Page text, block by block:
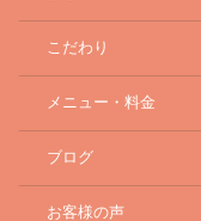
こだわり
メニュー・料金
ブログ
お客様の声